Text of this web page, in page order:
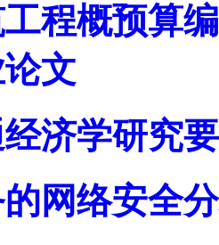
程概预算
文
济学研究
网络安全